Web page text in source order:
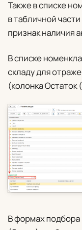
Также в списке
в табличной части
признак наличия
В списке
складу для
(колонка Остаток
В формах подбора